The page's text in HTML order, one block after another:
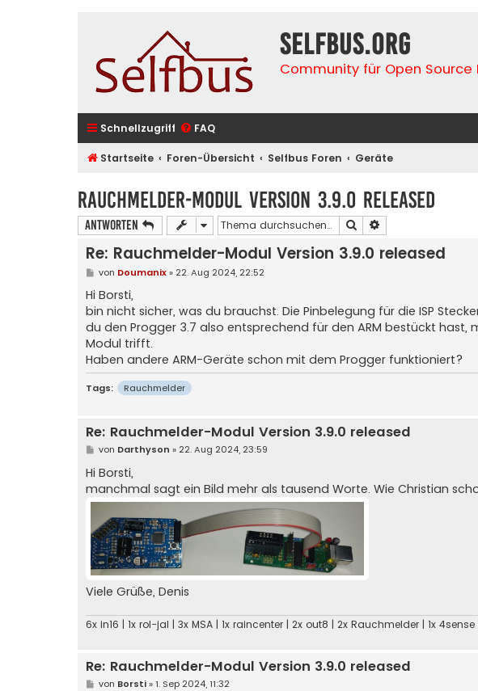
selfbus.org
Community für Open Source
Schnellzugriff FAQ
Startseite Foren-Übersicht Selfbus Foren Geräte
Rauchmelder-Modul Version 3.9.0 released
Antworten Suche
Re: Rauchmelder-Modul Version 3.9.0 released
B
r
a
g
von Doumanix» 22. Aug 2024, 22:52
Hi Borsti,
bin nicht sicher, was du brauchst. Die Pinbelegung für die ISP
du den Progger 3.7 also entsprechend für den ARM bestückt hast,
Modul trifft.
Haben andere ARM-Geräte schon mit dem Progger funktioniert?
Tags: Rauchmelder
Re: Rauchmelder-Modul Version 3.9.0 released
B
r
a
von Darthyson » 22. Aug 2024, 23:59
Hi Borsti,
manchmal sagt ein Bild mehr als tausend Worte. Wie Christian
Viele Grüße, Denis
6x in16 | 1x rol-jal | 3x MSA | 1x raincenter | 2x out8 | 2x Rauchmelder | 1x
Re: Rauchmelder-Modul Version 3.9.0 released
Bvon Borsti» 1. Sep 2024, 11:32